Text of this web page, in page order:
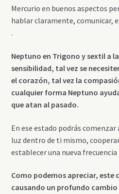
Mercurio en buenos aspectos
hablar claramente, comunicar,
.
Neptuno en Trigono y sextil a
sensibilidad, tal vez se
el corazón, tal vez la
cualquier forma Neptuno
que atan al pasado.
En ese estado podrás
luz dentro de ti mismo,
establecer una nueva
Como podemos apreciar, este
causando un profundo